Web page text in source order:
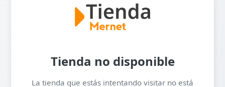
Tienda no disponible
La tienda que estás intentando visitar no está